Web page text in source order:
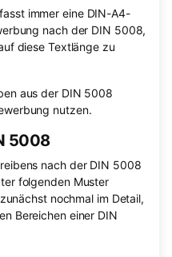
immer eine DIN-A4-
nach der DIN 5008,
diese Textlänge zu
aus der DIN 5008
nutzen.
5008
nach der DIN 5008
folgenden Muster
nochmal im Detail,
Bereichen einer DIN